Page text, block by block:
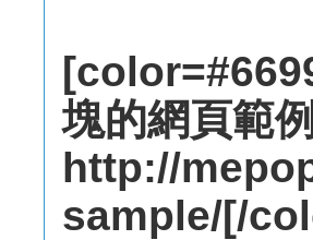
塊的網頁範例
http://
sample/[/